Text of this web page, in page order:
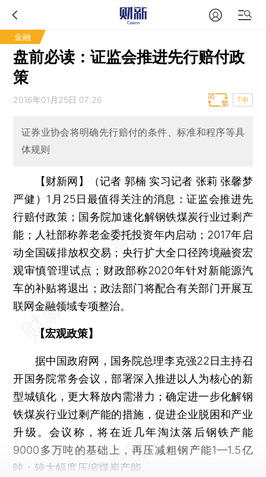
金融
盘前必读：证监会推进先行赔付政
策
2016年01月25日 07:26 T中
证券业协会将明确先行赔付的条件、标准和程序等具
体规则
【财新网】（记者 郭楠 实习记者 张莉 张馨梦
严健） 1月25日最值得关注的消息：证监会推进先
行赔付政策；国务院加速化解钢铁煤炭行业过剩产
能；人社部称养老金委托投资年内启动；2017年启
动全国碳排放权交易；央行扩大全口径跨境融资宏
观审慎管理试点；财政部称2020年针对新能源汽
车的补贴将退出；政法部门将配合有关部门开展互
联网金融领域专项整治。
【宏观政策】
据中国政府网，国务院总理李克强22日主持召
开国务院常务会议，部署深入推进以人为核心的新
型城镇化，更大释放内需潜力；确定进一步化解钢
铁煤炭行业过剩产能的措施，促进企业脱困和产业
升级。会议称，将在近几年淘汰落后钢铁产能
9000多万吨的基础上，再压减粗钢产能1—1.5亿
吨；较大幅度压缩煤炭产能。